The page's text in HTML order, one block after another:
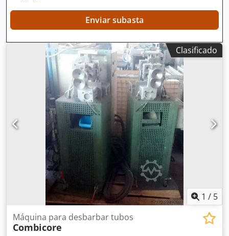
Enviar subasta
Clasificado
1 / 5
Máquina para desbarbar tubos
Combicore